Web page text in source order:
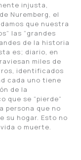
injusta,
Nuremberg, el
que nuestra
las “grandes
de la historia
es; diario, en
miles de
identificados
cada uno tiene
de la
que se “pierde”
persona que no
su hogar. Esto no
o muerte.